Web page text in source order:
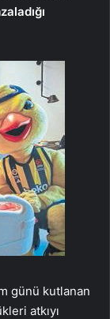
günü kutlanan
atkıyı